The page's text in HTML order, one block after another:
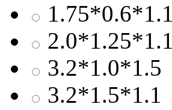
1.75*0.6*1.1
2.0*1.25*1.1
3.2*1.0*1.5
3.2*1.5*1.1